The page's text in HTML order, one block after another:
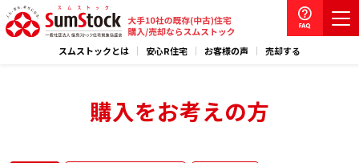
スムストックとは 安心R住宅 お客様の声 売却する
購入をお考えの方